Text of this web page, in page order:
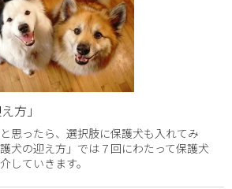
方」
思ったら、選択肢に保護犬も入れてみ
犬の迎え方」では７回にわたって保護犬
していきます。